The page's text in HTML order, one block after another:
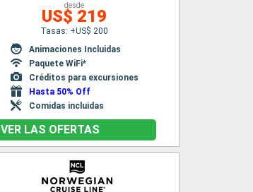
desde
US$ 219
Tasas: +US$ 200
Animaciones Incluidas
Paquete WiFi*
Créditos para excursiones
Hasta 50% Off
Comidas incluidas
VER LAS OFERTAS